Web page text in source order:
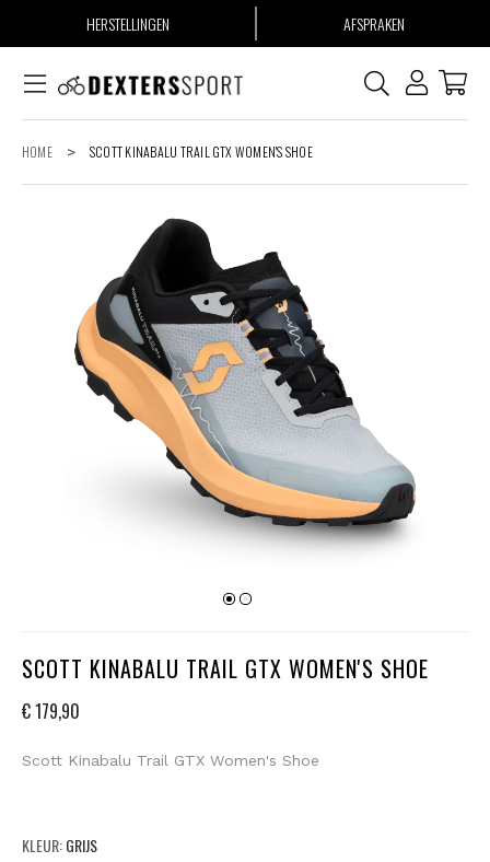
HERSTELLINGEN AFSPRAKEN
HOME > SCOTT KINABALU TRAIL GTX WOMEN'S SHOE
SCOTT KINABALU TRAIL GTX WOMEN'S SHOE
€ 179,90
Scott Kinabalu Trail GTX Women's Shoe
KLEUR:GRIJS